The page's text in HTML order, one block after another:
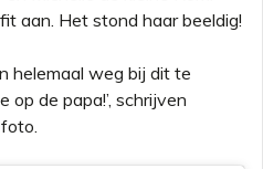
aan. Het stond haar beeldig!
helemaal weg bij dit te
op de papa!’, schrijven